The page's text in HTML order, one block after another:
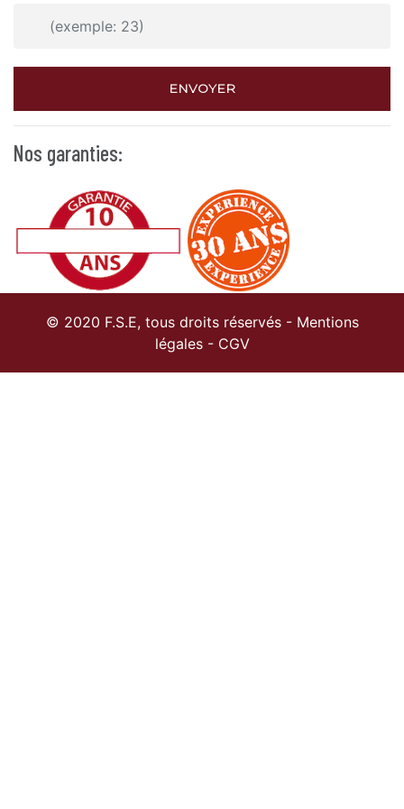
ENVOYER
Nos garanties:
© 2020 F.S.E, tous droits réservés - Mentions
légales- CGV